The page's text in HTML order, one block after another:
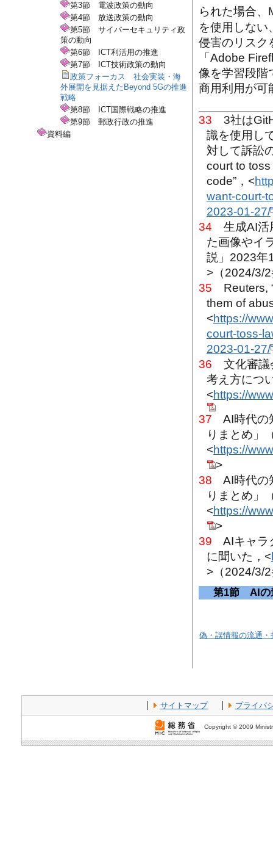
られた場合
を使用しない
侵害のリスク
「Adobe
像を学習段階
商用利用が可
33 3社は
識を使用し
対して訴訟
court to
code”，<
want-court-
2023-01-27/
34 生成AI活
た画像やイ
説」2023年
>（2024/3/
35 Reuters,
them of
<https://
court-toss-
2023-01-27/
36 文化審議
考え方につ
<https://
37 AI時代の
りまとめ」
<https://
>
38 AI時代の
りまとめ」
<https://
>
39 AIキャラ
に聞いた，<
>（2024/3/
第1節 AIの
偽・誤情報の流通
第3節 電波政策の動向
第4節 放送政策の動向
第5節 サイバーセキュリティ政
策の動向
第6節 ICT利活用の推進
第7節 ICT技術政策の動向
政策フォーカス 社会実装・海
外展開を見据えたBeyond 5Gの推進
戦略
第8節 ICT国際戦略の推進
第9節 郵政行政の推進
資料編
サイトマップ プライバ
Copyright © 2009